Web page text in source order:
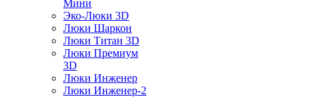
Мини
Эко-Люки 3D
Люки Шаркон
Люки Титан 3D
Люки Премиум
3D
Люки Инженер
Люки Инженер-2